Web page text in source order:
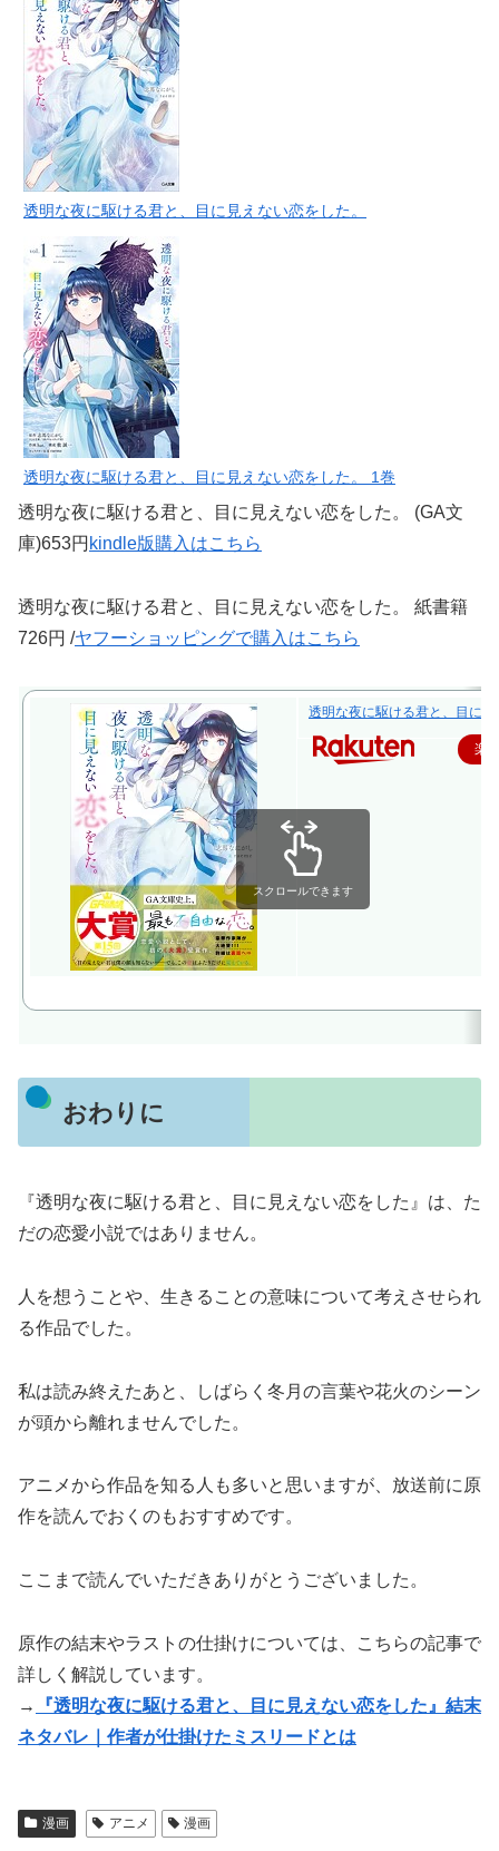
透明な夜に駆ける君と、目に見えない恋をした。
透明な夜に駆ける君と、目に見えない恋をした。 1巻
透明な夜に駆ける君と、目に見えない恋をした。 (GA文
庫)653円 kindle版購入はこちら
透明な夜に駆ける君と、目に見えない恋をした。 紙書籍
726円 /ヤフーショッピングで購入はこちら
透明な夜に駆ける君と、目に
楽
スクロールできます
おわりに
『透明な夜に駆ける君と、目に見えない恋をした』は、た
だの恋愛小説ではありません。
人を想うことや、生きることの意味について考えさせられ
る作品でした。
私は読み終えたあと、しばらく冬月の言葉や花火のシーン
が頭から離れませんでした。
アニメから作品を知る人も多いと思いますが、放送前に原
作を読んでおくのもおすすめです。
ここまで読んでいただきありがとうございました。
原作の結末やラストの仕掛けについては、こちらの記事で
詳しく解説しています。
→
『透明な夜に駆ける君と、目に見えない恋をした』結末
ネタバレ｜作者が仕掛けたミスリードとは
漫画 アニメ 漫画